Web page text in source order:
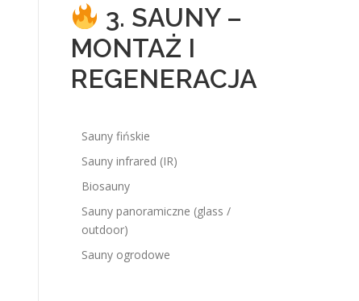
3. SAUNY –
MONTAŻ I
REGENERACJA
Sauny fińskie
Sauny infrared (IR)
Biosauny
Sauny panoramiczne (glass /
outdoor)
Sauny ogrodowe